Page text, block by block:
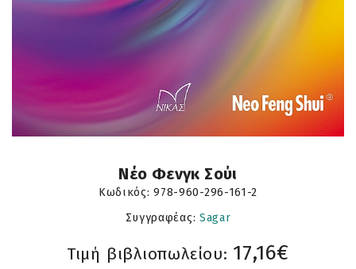
Νέο Φενγκ Σούι
Κωδικός:978-960-296-161-2
Συγγραφέας: Sagar
Τιμή βιβλιοπωλείου: 17,16€